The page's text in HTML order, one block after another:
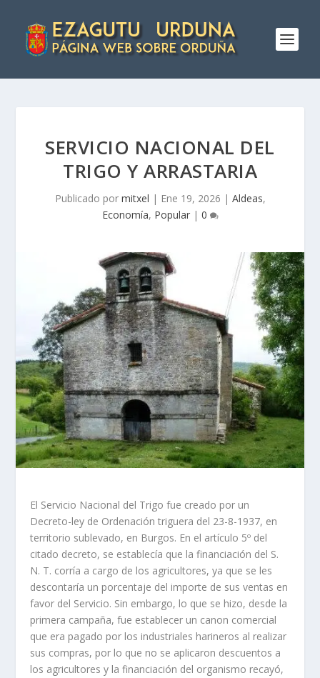
SERVICIO NACIONAL DEL
TRIGO Y ARRASTARIA
Publicado por mitxel | Ene 19, 2026 | Aldeas,
Economía, Popular| 0
El Servicio Nacional del Trigo fue creado por un
Decreto-ley de Ordenación triguera del 23-8-1937, en
territorio sublevado, en Burgos. En el artículo 5º del
citado decreto, se establecía que la financiación del S.
N. T. corría a cargo de los agricultores, ya que se les
descontaría un porcentaje del importe de sus ventas en
favor del Servicio. Sin embargo, lo que se hizo, desde la
primera campaña, fue establecer un canon comercial
que era pagado por los industriales harineros al realizar
sus compras, por lo que no se aplicaron descuentos a
los agricultores y la financiación del organismo recayó,